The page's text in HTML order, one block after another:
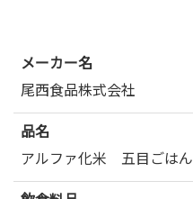
メーカー名
尾西食品株式会社
品名
アルファ化米 五目ごはん